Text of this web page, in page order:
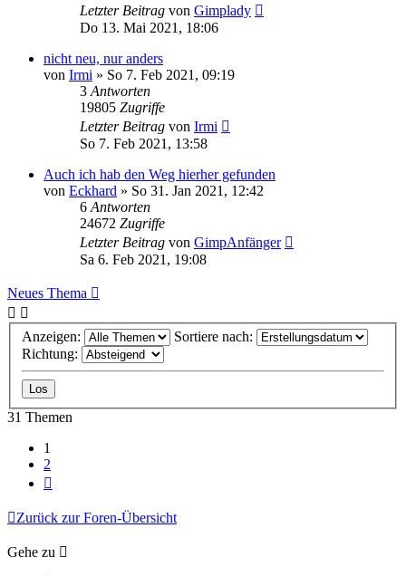
Letzter Beitrag von Gimplady
Do 13. Mai 2021, 18:06
nicht neu, nur anders
von Irmi » So 7. Feb 2021, 09:19
3 Antworten
19805 Zugriffe
Letzter Beitrag von Irmi
So 7. Feb 2021, 13:58
Auch ich hab den Weg hierher gefunden
von Eckhard » So 31. Jan 2021, 12:42
6 Antworten
24672 Zugriffe
Letzter Beitrag von GimpAnfänger
Sa 6. Feb 2021, 19:08
Neues Thema
Anzeigen:
Sortiere nach:
Richtung:
31 Themen
1
2
Zurück zur Foren-Übersicht
Gehe zu